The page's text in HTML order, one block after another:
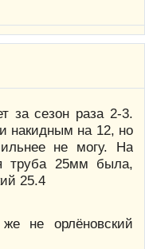
за сезон раза 2-3.
накидным на 12, но
не могу. На
труба 25мм была,
25.4
не орлёновский